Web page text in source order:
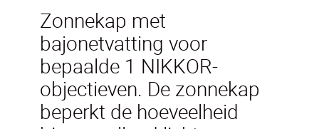
Zonnekap met
bajonetvatting voor
bepaalde 1 NIKKOR-
objectieven. De zonnekap
beperkt de hoeveelheid